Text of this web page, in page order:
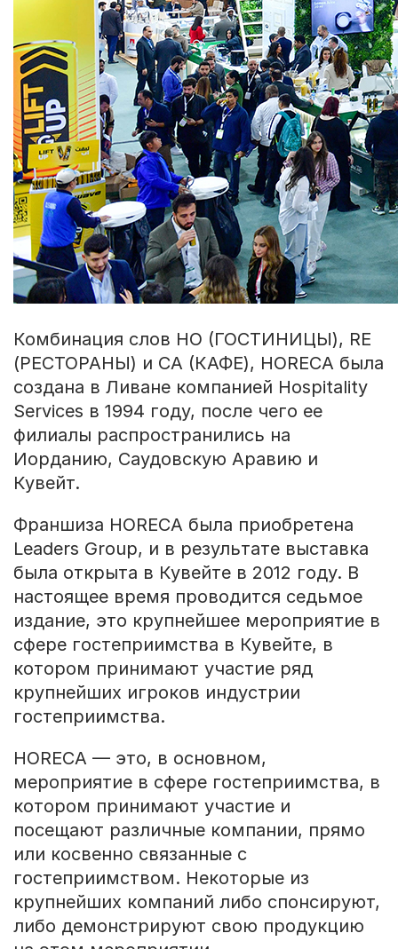
Комбинация слов HO (ГОСТИНИЦЫ), RE
(РЕСТОРАНЫ) и CA (КАФЕ), HORECA была
создана в Ливане компанией Hospitality
Services в 1994 году, после чего ее
филиалы распространились на
Иорданию, Саудовскую Аравию и
Кувейт.
Франшиза HORECA была приобретена
Leaders Group, и в результате выставка
была открыта в Кувейте в 2012 году. В
настоящее время проводится седьмое
издание, это крупнейшее мероприятие в
сфере гостеприимства в Кувейте, в
котором принимают участие ряд
крупнейших игроков индустрии
гостеприимства.
HORECA — это, в основном,
мероприятие в сфере гостеприимства, в
котором принимают участие и
посещают различные компании, прямо
или косвенно связанные с
гостеприимством. Некоторые из
крупнейших компаний либо спонсируют,
либо демонстрируют свою продукцию